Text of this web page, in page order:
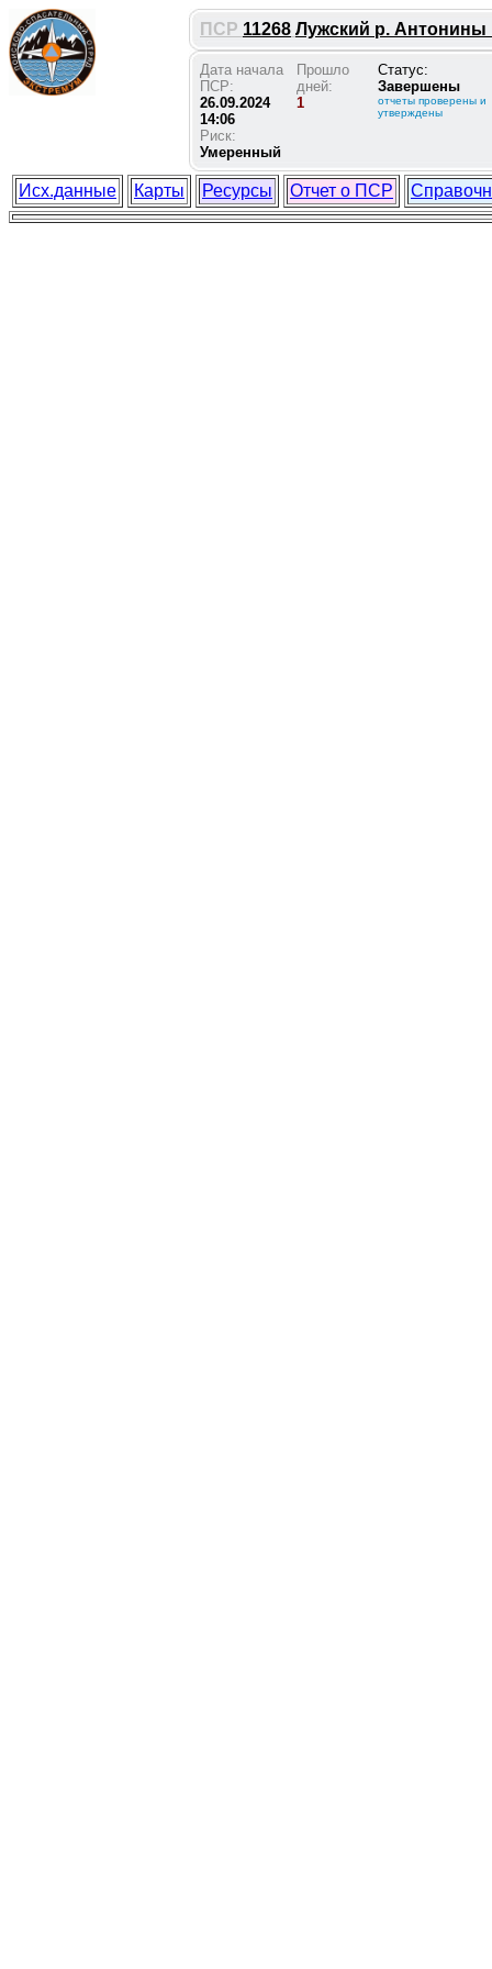
ПСР 11268 Лужский р. Антонины
Дата начала
ПСР:
26.09.2024
14:06
Риск:
Умеренный
Прошло
дней:
1
Статус:
Завершены
отчеты проверены и
утверждены
Исх.данные Карты Ресурсы Отчет о ПСР